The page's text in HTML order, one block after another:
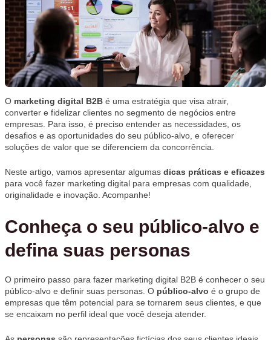
O marketing digital B2Bé uma estratégia que visa atrair,
converter e fidelizar clientes no segmento de negócios entre
empresas. Para isso, é preciso entender as necessidades, os
desafios e as oportunidades do seu público-alvo, e oferecer
soluções de valor que se diferenciem da concorrência.
Neste artigo, vamos apresentar algumas dicas práticas e eficazes
para você fazer marketing digital para empresas com qualidade,
originalidade e inovação. Acompanhe!
Conheça o seu público-alvo e
defina suas personas
O primeiro passo para fazer marketing digital B2B é conhecer o seu
público-alvo e definir suas personas. O público-alvo é o grupo de
empresas que têm potencial para se tornarem seus clientes, e que
se encaixam no perfil ideal que você deseja atender.